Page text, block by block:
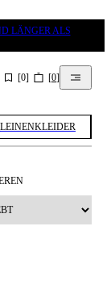
LÄNGER ALS
[0] [0]
LEINENKLEIDER